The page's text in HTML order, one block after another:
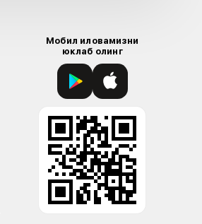
Мобил иловамизни
юклаб олинг